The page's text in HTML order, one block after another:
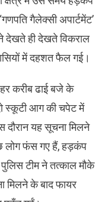
गैलेक्सी अपार्टमेंट’
ही देखते विकराल
में दहशत फैल गई।
करीब ढाई बजे के
स्कूटी आग की चपेट में
यह सूचना मिलने
लोग फंस गए हैं, हड़कंप
टीम ने तत्काल मौके
मिलने के बाद फायर